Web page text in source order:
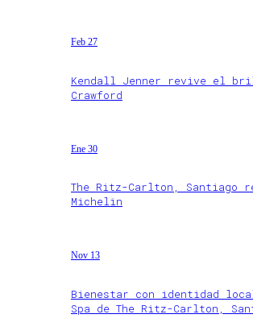
Feb 27
Kendall Jenner revive el
Crawford
Ene 30
The Ritz-Carlton, Santiago
Michelin
Nov 13
Bienestar con identidad
Spa de The Ritz-Carlton,